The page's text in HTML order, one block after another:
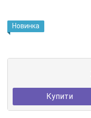
Новинка
Купити